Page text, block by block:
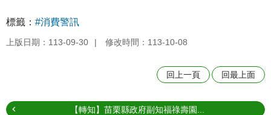
標籤： #消費警訊
上版日期：113-09-30 修改時間：113-10-08
回上一頁 回最上面
【轉知】苗栗縣政府副知福祿壽園...